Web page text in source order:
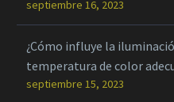
septiembre 16, 2023
¿Cómo influye la
temperatura de color
septiembre 15, 2023